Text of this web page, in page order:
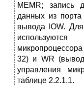
MEMR; запись
данных из
вывода IOW.
32) и WR (вывод
управления
таблице 2.2.1.1.